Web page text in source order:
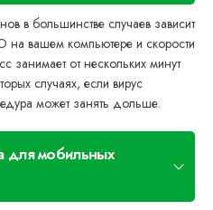
в большинстве случаев зависит
на вашем компьютере и скорости
занимает от нескольких минут
случаях, если вирус
может занять дольше.
для мобильных